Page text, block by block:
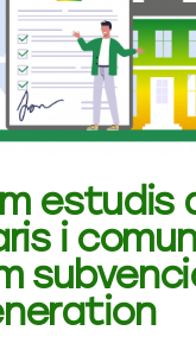
estudis
i